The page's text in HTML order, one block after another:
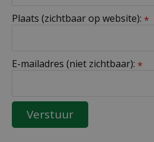
Plaats (zichtbaar op website): *
E-mailadres (niet zichtbaar): *